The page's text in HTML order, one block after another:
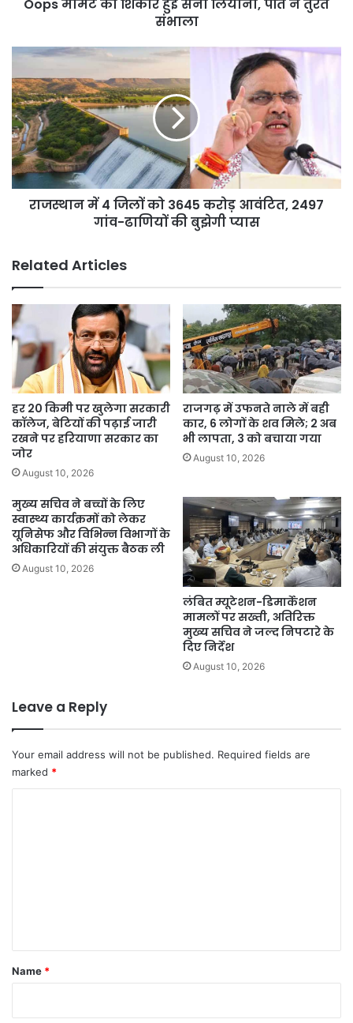
Oops मोमेंट का शिकार हुईं सनी लियोनी, पति ने तुरंत
संभाला
राजस्थान
4
जिलों
को
3645
करोड़
आवंटित,
2497
प्यास
राजस्थान में 4 जिलों को 3645 करोड़ आवंटित, 2497
गांव-ढाणियों की बुझेगी प्यास
Related Articles
हर 20 किमी पर खुलेगा सरकारी
कॉलेज, बेटियों की पढ़ाई जारी
रखने पर हरियाणा सरकार का
जोर
August 10, 2026
राजगढ़ में उफनते नाले में बही
कार, 6 लोगों के शव मिले; 2 अब
भी लापता, 3 को बचाया गया
August 10, 2026
मुख्य सचिव ने बच्चों के लिए
स्वास्थ्य कार्यक्रमों को लेकर
यूनिसेफ और विभिन्न विभागों के
अधिकारियों की संयुक्त बैठक ली
August 10, 2026
लंबित म्यूटेशन-डिमार्केशन
मामलों पर सख्ती, अतिरिक्त
मुख्य सचिव ने जल्द निपटारे के
दिए निर्देश
August 10, 2026
Leave a Reply
Your email address will not be published. Required fields are
marked *
*
Name *